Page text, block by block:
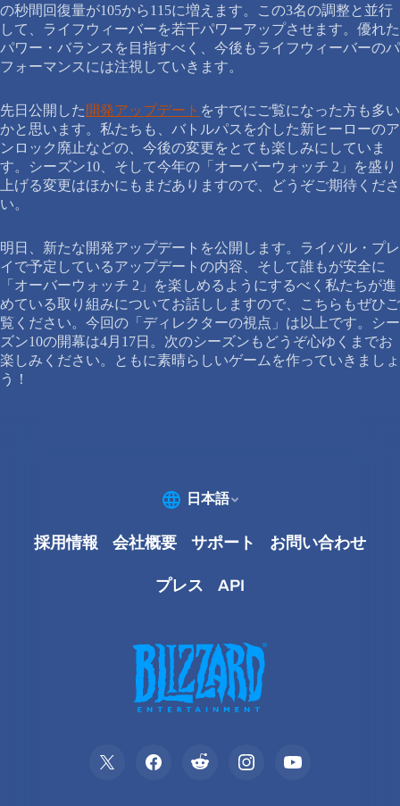
の秒間回復量が105から115に増えます。この3名の調整と並行
して、ライフウィーバーを若干パワーアップさせます。優れた
パワー・バランスを目指すべく、今後もライフウィーバーのパ
フォーマンスには注視していきます。
先日公開した 開発アップデート をすでにご覧になった方も多い
かと思います。私たちも、バトルパスを介した新ヒーローのア
ンロック廃止などの、今後の変更をとても楽しみにしていま
す。シーズン10、そして今年の「オーバーウォッチ 2」を盛り
上げる変更はほかにもまだありますので、どうぞご期待くださ
い。
明日、新たな開発アップデートを公開します。ライバル・プレ
イで予定しているアップデートの内容、そして誰もが安全に
「オーバーウォッチ 2」を楽しめるようにするべく私たちが進
めている取り組みについてお話ししますので、こちらもぜひご
覧ください。今回の「ディレクターの視点」は以上です。シー
ズン10の開幕は4月17日。次のシーズンもどうぞ心ゆくまでお
楽しみください。ともに素晴らしいゲームを作っていきましょ
う！